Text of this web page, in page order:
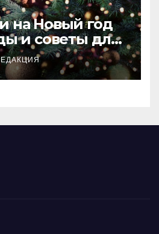
на Новый год
и советы для
праздника